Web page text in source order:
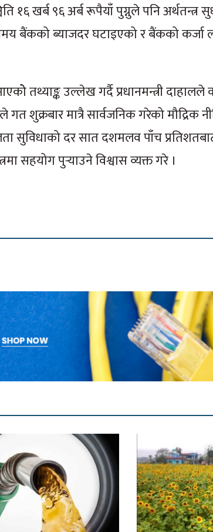
१६ खर्ब ९६ अर्ब रूपैयाँ पुग्नुले पनि अर्थतन्त्र
बैंकको ब्याजदर घटाइएको र बैंकको कर्जा
तथ्याङ्क उल्लेख गर्दै प्रधानमन्त्री दाहालले
शुक्रबार मात्रै सार्वजनिक गरेको मौद्रिक
सुविधाको दर सात दशमलव पाँच
सहयोग पुर्‍याउने विश्वास व्यक्त गरे ।